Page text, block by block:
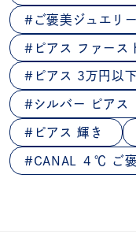
ご褒美ジュエリ
ピアス ファース
ピアス 3万円以下
シルバー ピアス
ピアス 輝き
CANAL ４℃ ご